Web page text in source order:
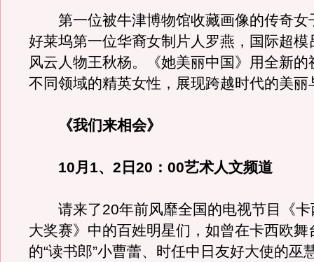
第一位被牛津博物馆收藏画像的传奇女
好莱坞第一位华裔女制片人罗燕，国际超模
风云人物王秋杨。《她美丽中国》用全新的
不同领域的精英女性，展现跨越时代的美丽
《我们来相会》
10月1、2日20：00艺术人文频道
请来了20年前风靡全国的电视节目《卡
大奖赛》中的百姓明星们，如曾在卡西欧舞
的“读书郎”小曹蕾、时任中日友好大使的巫